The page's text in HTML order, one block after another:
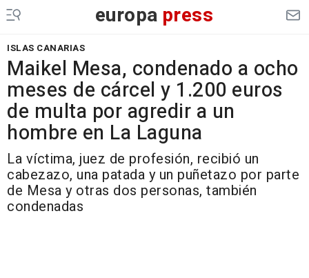
europa press
ISLAS CANARIAS
Maikel Mesa, condenado a ocho
meses de cárcel y 1.200 euros
de multa por agredir a un
hombre en La Laguna
La víctima, juez de profesión, recibió un
cabezazo, una patada y un puñetazo por parte
de Mesa y otras dos personas, también
condenadas